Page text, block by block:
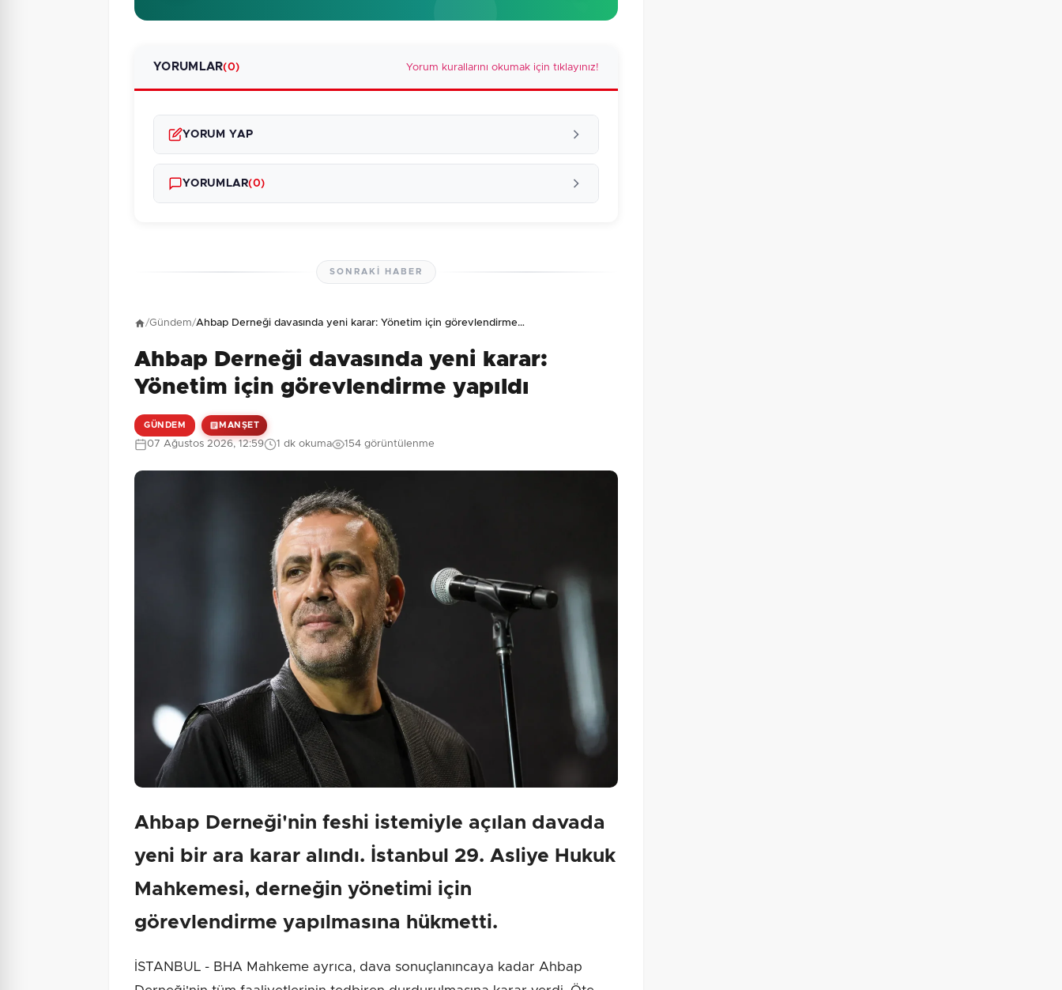
YORUMLAR(0) Yorum kurallarını okumak için tıklayınız!
YORUM YAP
Güvenlik Sorusu: 2 + 7 = ? Gönder
YORUMLAR(0)
SONRAKI HABER
/Gündem/Ahbap Derneği davasında yeni karar: Yönetim için görevlendirme…
Ahbap Derneği davasında yeni karar:
Yönetim için görevlendirme yapıldı
GÜNDEM MANŞET
07 Ağustos 2026, 12:59 1 dk okuma 154 görüntülenme
Ahbap Derneği'nin feshi istemiyle açılan davada
yeni bir ara karar alındı. İstanbul 29. Asliye Hukuk
Mahkemesi, derneğin yönetimi için
görevlendirme yapılmasına hükmetti.
İSTANBUL - BHA Mahkeme ayrıca, dava sonuçlanıncaya kadar Ahbap